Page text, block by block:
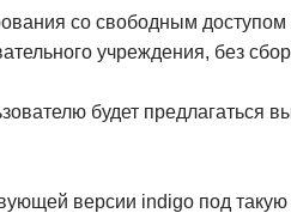
со свободным
учреждения, без
будет предлагаться
версии indigo под такую